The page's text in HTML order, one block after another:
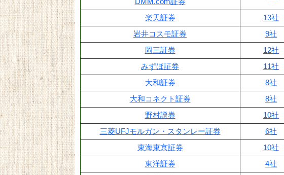
楽天証券 13社
岩井コスモ証券
9社
岡三証券
12社
みずほ証券
11社
大和証券
8社
大和コネクト証券
8社
野村證券
10社
三菱UFJモルガン・スタンレー証券
6社
東海東京証券
10社
東洋証券
4社